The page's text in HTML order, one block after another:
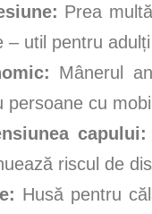
Prea
– util pentru
Mânerul
persoane cu
capului:
riscul de
Husă pentru